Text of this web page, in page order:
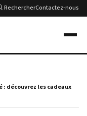
RechercherContactez-nous
découvrez les cadeaux